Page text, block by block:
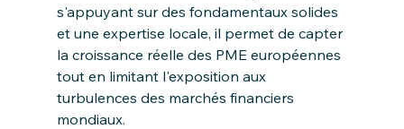
s'appuyant sur des fondamentaux solides
et une expertise locale, il permet de capter
la croissance réelle des PME européennes
tout en limitant l'exposition aux
turbulences des marchés financiers
mondiaux.